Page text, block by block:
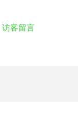
访客留言